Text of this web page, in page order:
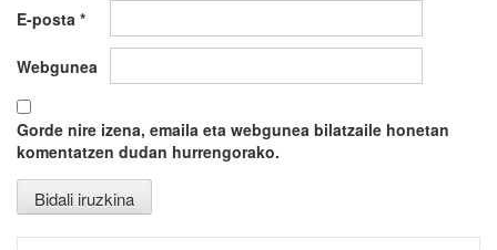
E-posta *
Webgunea
Gorde nire izena, emaila eta webgunea bilatzaile honetan
komentatzen dudan hurrengorako.